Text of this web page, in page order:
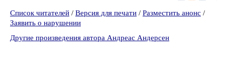
Список читателей / Версия для печати / Разместить анонс /
Заявить о нарушении
Другие произведения автора Андреас Андерсен